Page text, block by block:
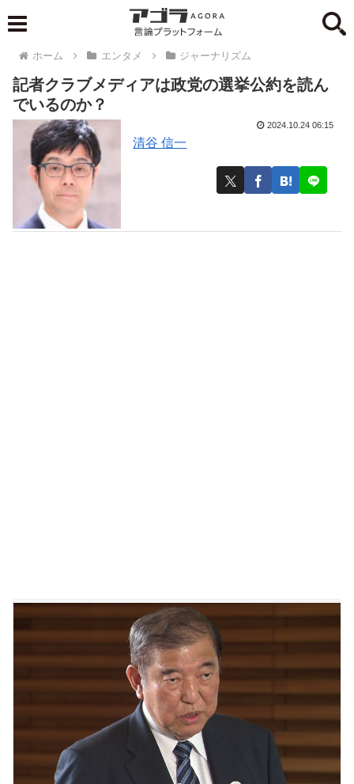
ホーム エンタメ ジャーナリズム
記者クラブメディアは政党の選挙公約を読ん
でいるのか？
清谷 信一
2024.10.24 06:15